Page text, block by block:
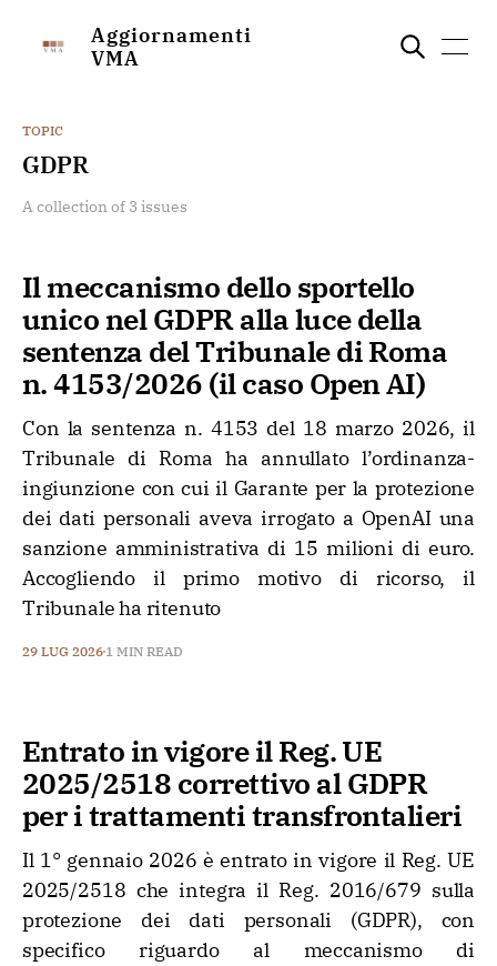
Aggiornamenti
VMA
TOPIC
GDPR
A collection of 3 issues
Il meccanismo dello sportello
unico nel GDPR alla luce della
sentenza del Tribunale di Roma
n. 4153/2026 (il caso Open AI)
Con la sentenza n. 4153 del 18 marzo 2026, il
Tribunale di Roma ha annullato l’ordinanza-
ingiunzione con cui il Garante per la protezione
dei dati personali aveva irrogato a OpenAI una
sanzione amministrativa di 15 milioni di euro.
Accogliendo il primo motivo di ricorso, il
Tribunale ha ritenuto
29 LUG 2026 1 MIN READ
Entrato in vigore il Reg. UE
2025/2518 correttivo al GDPR
per i trattamenti transfrontalieri
Il 1° gennaio 2026 è entrato in vigore il Reg. UE
2025/2518 che integra il Reg. 2016/679 sulla
protezione dei dati personali (GDPR), con
specifico riguardo al meccanismo di